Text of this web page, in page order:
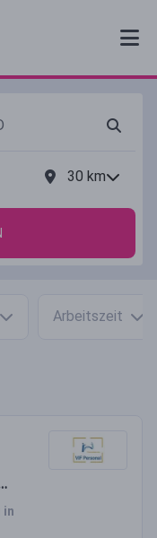
30 km
Arbeitszeit
in